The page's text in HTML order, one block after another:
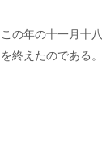
この年の十一月十
を終えたのである。